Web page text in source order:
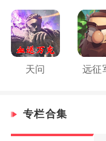
天问 远征
专栏合集